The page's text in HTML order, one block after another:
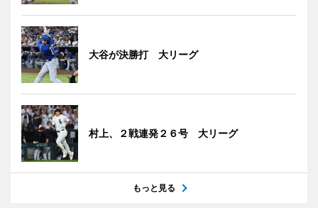
大谷が決勝打 大リーグ
村上、２戦連発２６号 大リーグ
もっと見る